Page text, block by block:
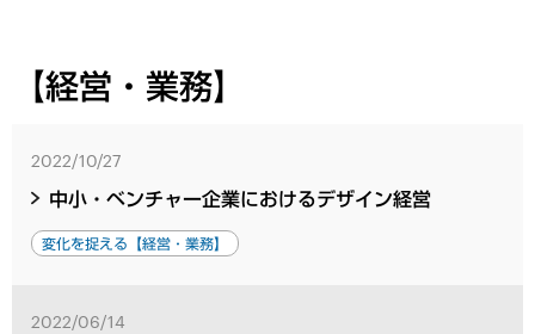
【経営・業務】
2022/10/27
中小・ベンチャー企業におけるデザイン経営
変化を捉える【経営・業務】
2022/06/14